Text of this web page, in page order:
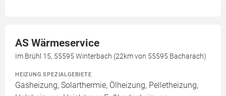
AS Wärmeservice
Im Brühl 15, 55595 Winterbach (22km von 55595 Bacharach)
HEIZUNG SPEZIALGEBIETE
Gasheizung, Solarthermie, Ölheizung, Pelletheizung,